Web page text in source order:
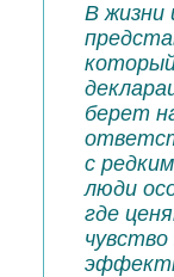
В жизни
берет
с
люди
где